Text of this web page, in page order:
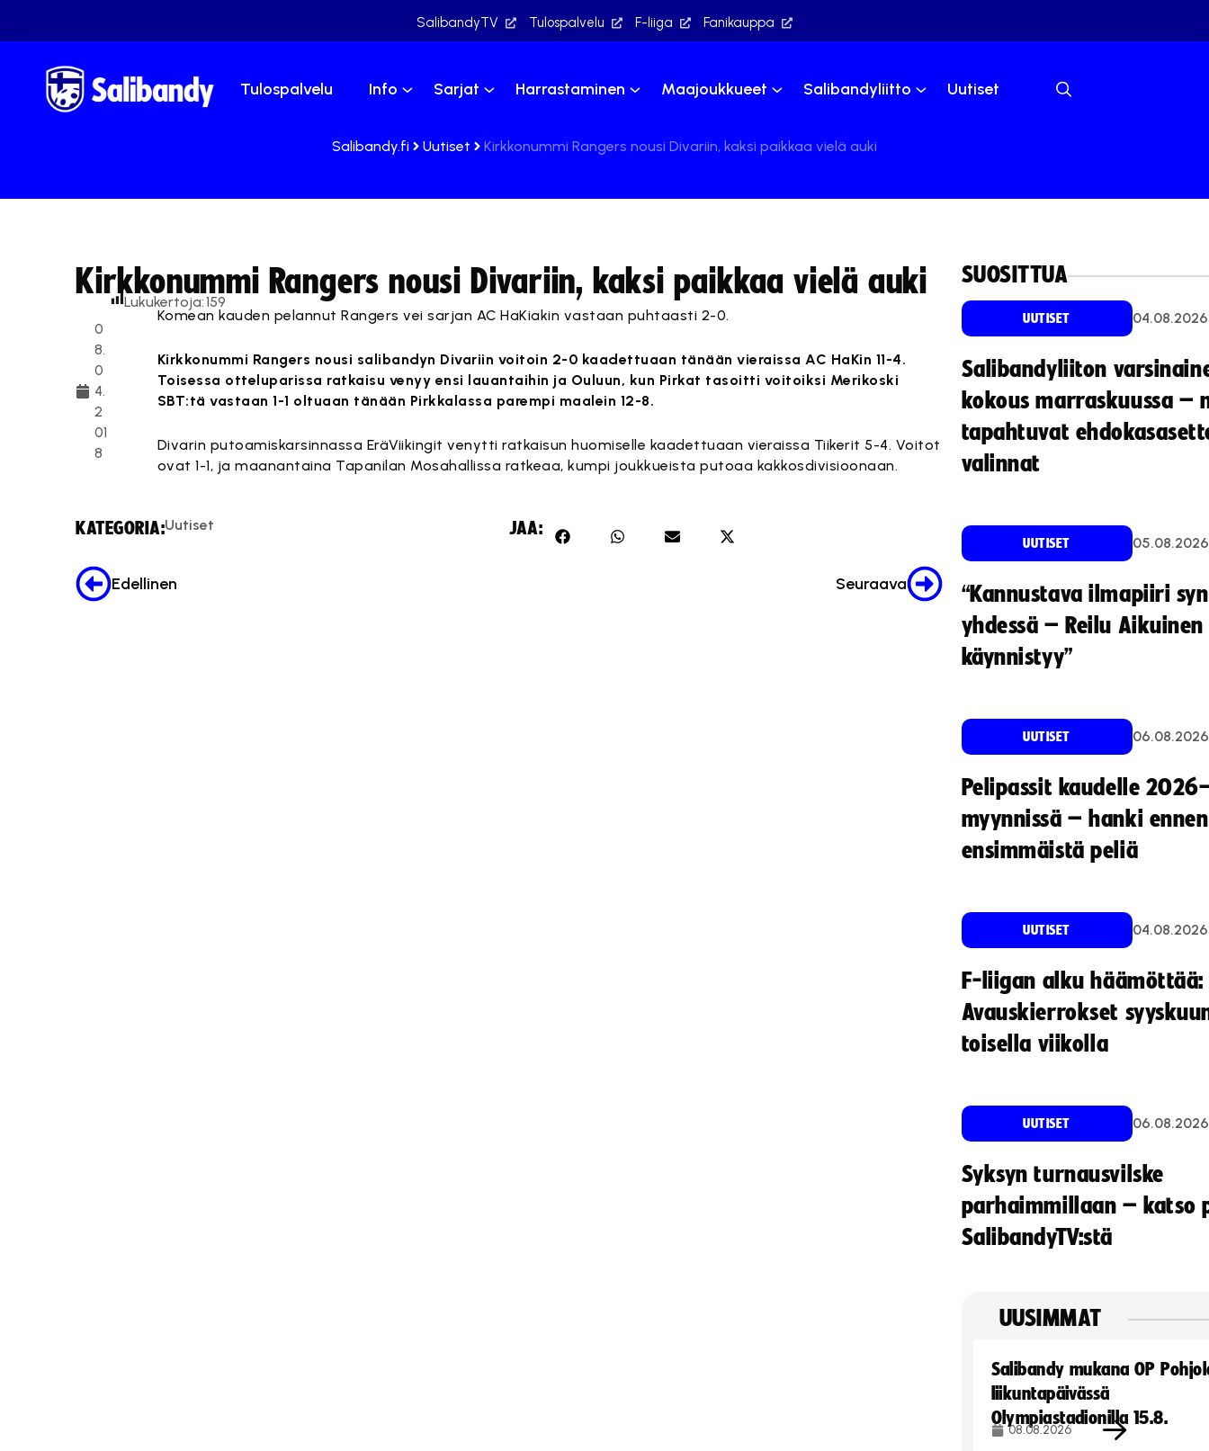
SalibandyTV Tulospalvelu F-liiga Fanikauppa
Tulospalvelu Info Sarjat Harrastaminen Maajoukkueet Salibandyliitto Uutiset
Salibandy.fi Uutiset Kirkkonummi Rangers nousi Divariin, kaksi paikkaa vielä auki
Kirkkonummi Rangers nousi Divariin, kaksi paikkaa vielä auki
0
8.
0
4.
2
01
8
Lukukertoja:159
Komean kauden pelannut Rangers vei sarjan AC HaKiakin vastaan puhtaasti 2-0.
Kirkkonummi Rangers nousi salibandyn Divariin voitoin 2-0 kaadettuaan tänään vieraissa AC HaKin 11-4.
Toisessa otteluparissa ratkaisu venyy ensi lauantaihin ja Ouluun, kun Pirkat tasoitti voitoiksi Merikoski
SBT:tä vastaan 1-1 oltuaan tänään Pirkkalassa parempi maalein 12-8.
Divarin putoamiskarsinnassa EräViikingit venytti ratkaisun huomiselle kaadettuaan vieraissa Tiikerit 5-4. Voitot
ovat 1-1, ja maanantaina Tapanilan Mosahallissa ratkeaa, kumpi joukkueista putoaa kakkosdivisioonaan.
KATEGORIA:Uutiset JAA:
Edellinen Seuraava
SUOSITTUA
UUTISET 04.08.2026
Salibandyliiton
kokous marraskuussa –
tapahtuvat
valinnat
UUTISET 05.08.2026
“Kannustava ilmapiiri
yhdessä – Reilu
käynnistyy”
UUTISET 06.08.2026
Pelipassit kaudelle
myynnissä – hanki ennen
ensimmäistä peliä
UUTISET 04.08.2026
F-liigan alku häämöttää:
Avauskierrokset
toisella viikolla
UUTISET 06.08.2026
Syksyn turnausvilske
parhaimmillaan – katso
SalibandyTV:stä
UUSIMMAT
Salibandy mukana OP
liikuntapäivässä
Olympiastadionilla 15.8.
08.08.2026